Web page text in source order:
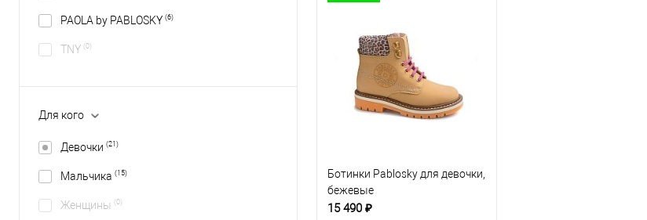
PAOLA by PABLOSKY (6)
TNY (0)
Для кого
Девочки (21)
Мальчика (15)
Женщины (0)
Ботинки Pablosky для девочки,
бежевые
15 490 ₽